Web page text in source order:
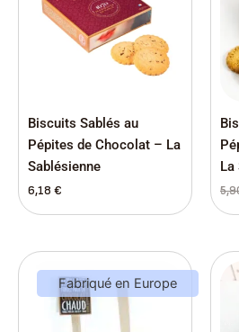
Biscuits Sablés au
Pépites de Chocolat – La
Sablésienne
6,18 €
La
Fabriqué en Europe